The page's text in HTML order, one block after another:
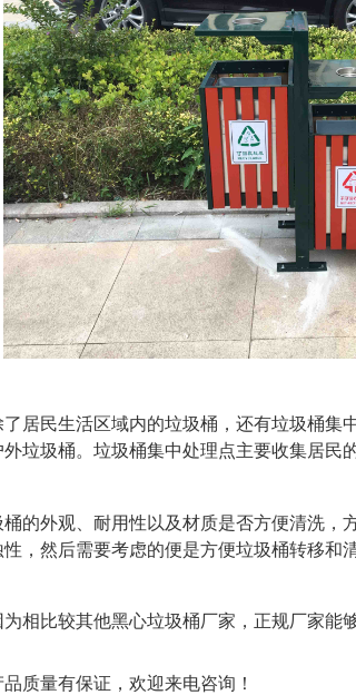
居民生活区域内的垃圾桶，还有垃圾桶
垃圾桶。垃圾桶集中处理点主要收集居民
的外观、耐用性以及材质是否方便清洗
，然后需要考虑的便是方便垃圾桶转移和清
相比较其他黑心垃圾桶厂家，正规厂家
质量有保证，欢迎来电咨询！